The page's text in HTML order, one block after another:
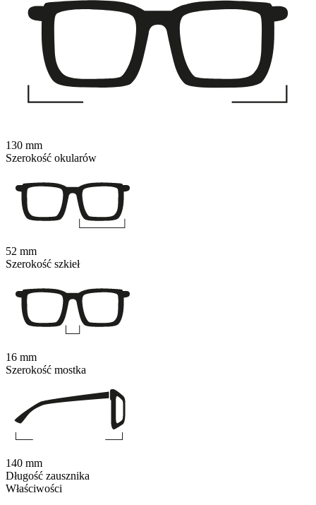
Właściwości
130 mm
Szerokość okularów
52 mm
Szerokość szkieł
16 mm
Szerokość mostka
140 mm
Długość zausznika